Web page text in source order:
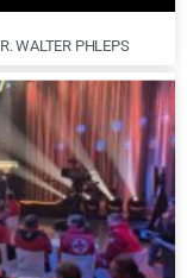
WALTER PHLEPS